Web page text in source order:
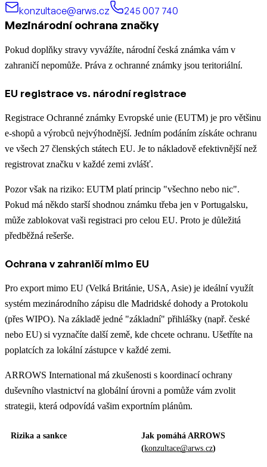
konzultace@arws.cz
245 007 740
Mezinárodní ochrana značky
Pokud doplňky stravy vyvážíte, národní česká známka vám v
zahraničí nepomůže. Práva z ochranné známky jsou teritoriální.
EU registrace vs. národní registrace
Registrace Ochranné známky Evropské unie (EUTM) je pro většinu
e-shopů a výrobců nejvýhodnější. Jedním podáním získáte ochranu
ve všech 27 členských státech EU. Je to nákladově efektivnější než
registrovat značku v každé zemi zvlášť.
Pozor však na riziko: EUTM platí princip "všechno nebo nic".
Pokud má někdo starší shodnou známku třeba jen v Portugalsku,
může zablokovat vaši registraci pro celou EU. Proto je důležitá
předběžná rešerše.
Ochrana v zahraničí mimo EU
Pro export mimo EU (Velká Británie, USA, Asie) je ideální využít
systém mezinárodního zápisu dle Madridské dohody a Protokolu
(přes WIPO). Na základě jedné "základní" přihlášky (např. české
nebo EU) si vyznačíte další země, kde chcete ochranu. Ušetříte na
poplatcích za lokální zástupce v každé zemi.
ARROWS International má zkušenosti s koordinací ochrany
duševního vlastnictví na globální úrovni a pomůže vám zvolit
strategii, která odpovídá vašim exportním plánům.
Rizika a sankce
Jak pomáhá ARROWS
(konzultace@arws.cz)